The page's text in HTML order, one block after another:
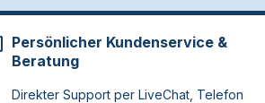
Persönlicher Kundenservice &
Beratung
Direkter Support per LiveChat, Telefon